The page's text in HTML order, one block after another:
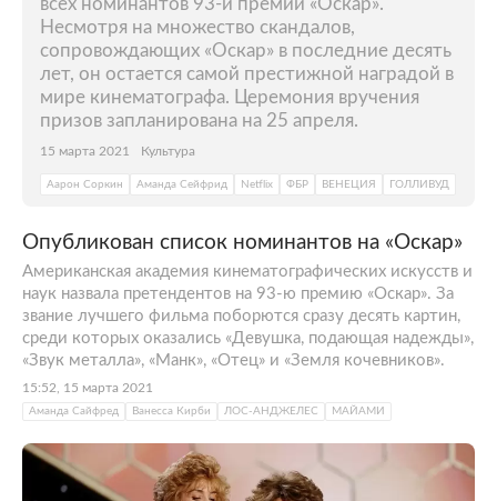
Несмотря на множество скандалов,
сопровождающих «Оскар» в последние десять
лет, он остается самой престижной наградой в
мире кинематографа. Церемония вручения
призов запланирована на 25 апреля.
15 марта 2021 Культура
Аарон Соркин Аманда Сейфрид Netflix ФБР ВЕНЕЦИЯ ГОЛЛИВУД
Опубликован список номинантов на «Оскар»
Американская академия кинематографических искусств и
наук назвала претендентов на 93-ю премию «Оскар». За
звание лучшего фильма поборются сразу десять картин,
среди которых оказались «Девушка, подающая надежды»,
«Звук металла», «Манк», «Отец» и «Земля кочевников».
15:52, 15 марта 2021
Аманда Сайфред Ванесса Кирби ЛОС-АНДЖЕЛЕС МАЙАМИ